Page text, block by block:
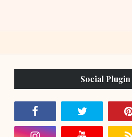
Social Plugin